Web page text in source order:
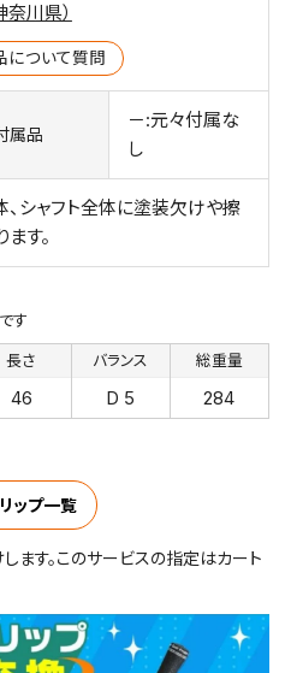
川県）
について質問
属品
－:元々付属な
し
、シャフト全体に塗装欠けや擦
す。
す
長さ
46
バランス
D 5
総重量
284
ップ一覧
ます。このサービスの指定はカート